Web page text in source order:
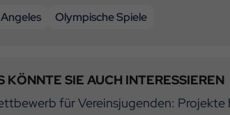
Olympische Spiele
KÖNNTE SIE AUCH INTERESSIEREN
für Vereinsjugenden: Projekte